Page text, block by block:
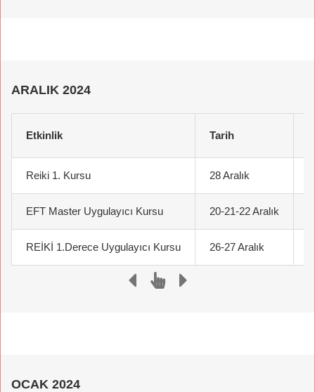
ARALIK 2024
Etkinlik Tarih
Reiki 1. Kursu 28 Aralık
EFT Master Uygulayıcı Kursu 20-21-22 Aralık
REİKİ 1.Derece Uygulayıcı Kursu 26-27 Aralık
OCAK 2024